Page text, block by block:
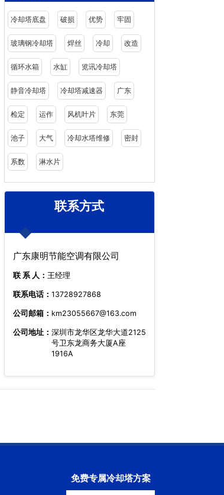
200吨不锈钢横流
11-22 810 11-16
冷却塔底盘 破损 优势 牢固
玻璃钢冷却塔 焊丝 冷却 改造
循环水箱 水缸 览讯冷却塔
静音冷却塔 冷却塔减速器 广东
检定 运作 风机叶片 东莞
池子 大气 冷却水塔维修 密封
系数 淋水片
联系方式
广东康明节能空调有限公司
联 系 人： 王经理
联系电话： 13728927868
公司邮箱： km23055667@163.com
公司地址： 深圳市龙华区龙华大道2125
号卫东龙商务大厦A座
1916A
免费专属冷却塔方案